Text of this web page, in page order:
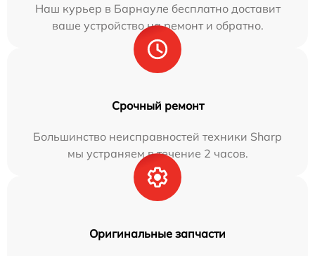
Наш курьер в Барнауле бесплатно доставит
ваше устройство на ремонт и обратно.
Срочный ремонт
Большинство неисправностей техники Sharp
мы устраняем в течение 2 часов.
Оригинальные запчасти